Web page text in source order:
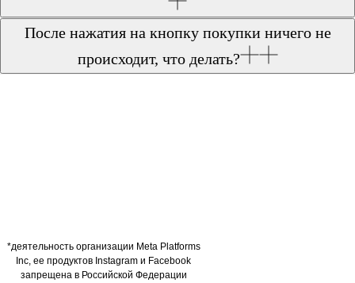
После нажатия на кнопку покупки ничего не
происходит, что делать?
*деятельность организации Meta Platforms
Inc, ее продуктов Instagram и Facebook
запрещена в Российской Федерации